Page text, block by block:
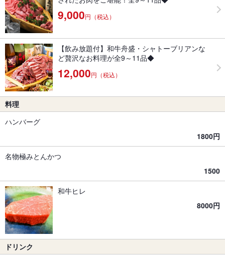
9,000円（税込）
【飲み放題付】和牛舟盛・シャトーブリアンな
ど贅沢なお料理が全9～11品◆
12,000円（税込）
料理
ハンバーグ
1800円
名物極みとんかつ
1500
和牛ヒレ
8000円
ドリンク